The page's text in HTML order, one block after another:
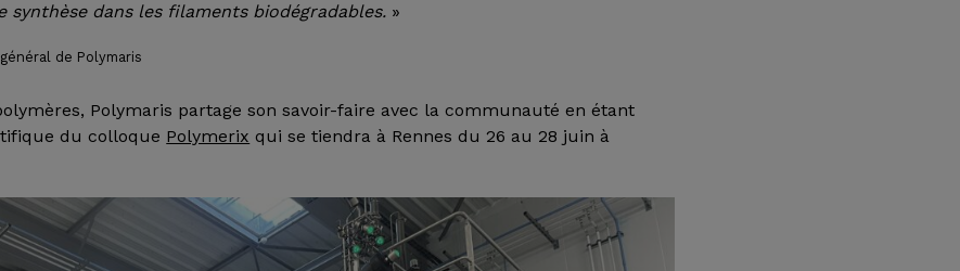
synthèse dans les filaments biodégradables. »
de Polymaris
Polymaris partage son savoir-faire avec la communauté en étant
du colloque Polymerix qui se tiendra à Rennes du 26 au 28 juin à